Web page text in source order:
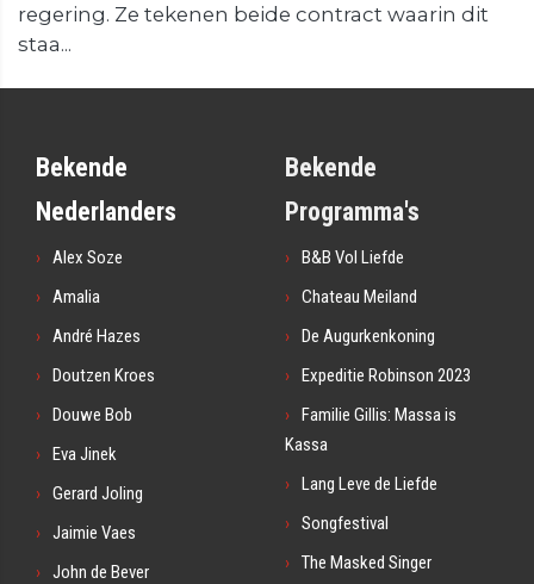
regering. Ze tekenen beide contract waarin dit
staa...
Bekende
Nederlanders
Alex Soze
Amalia
André Hazes
Doutzen Kroes
Douwe Bob
Eva Jinek
Gerard Joling
Jaimie Vaes
John de Bever
Bekende
Programma's
B&B Vol Liefde
Chateau Meiland
De Augurkenkoning
Expeditie Robinson 2023
Familie Gillis: Massa is
Kassa
Lang Leve de Liefde
Songfestival
The Masked Singer